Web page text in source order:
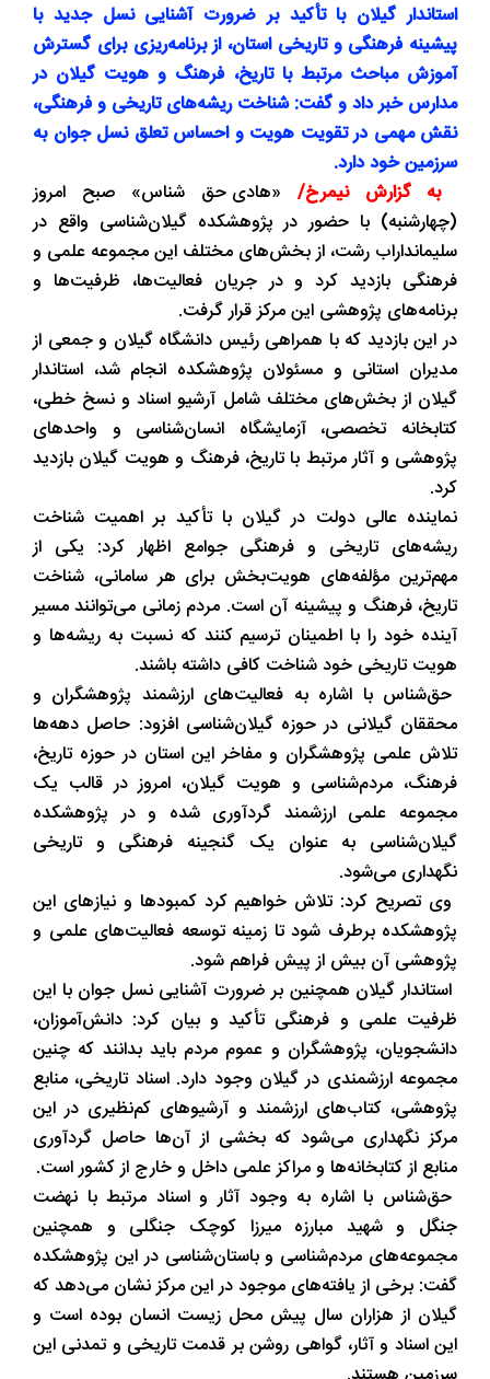
استاندار گیلان با تأکید بر ضرورت آشنایی نسل جدید با
پیشینه فرهنگی و تاریخی استان، از برنامه‌ریزی برای گسترش
آموزش مباحث مرتبط با تاریخ، فرهنگ و هویت گیلان در
مدارس خبر داد و گفت: شناخت ریشه‌های تاریخی و فرهنگی،
نقش مهمی در تقویت هویت و احساس تعلق نسل جوان به
سرزمین خود دارد.
به گزارش نیمرخ/ «هادی حق ‌شناس» صبح امروز
(چهارشنبه) با حضور در پژوهشکده گیلان‌شناسی واقع در
سلیمانداراب رشت، از بخش‌های مختلف این مجموعه علمی و
فرهنگی بازدید کرد و در جریان فعالیت‌ها، ظرفیت‌ها و
برنامه‌های پژوهشی این مرکز قرار گرفت.
در این بازدید که با همراهی رئیس دانشگاه گیلان و جمعی از
مدیران استانی و مسئولان پژوهشکده انجام شد، استاندار
گیلان از بخش‌های مختلف شامل آرشیو اسناد و نسخ خطی،
کتابخانه تخصصی، آزمایشگاه انسان‌شناسی و واحدهای
پژوهشی و آثار مرتبط با تاریخ، فرهنگ و هویت گیلان بازدید
کرد.
نماینده عالی دولت در گیلان با تأکید بر اهمیت شناخت
ریشه‌های تاریخی و فرهنگی جوامع اظهار کرد: یکی از
مهم‌ترین مؤلفه‌های هویت‌بخش برای هر سامانی، شناخت
تاریخ، فرهنگ و پیشینه آن است. مردم زمانی می‌توانند مسیر
آینده خود را با اطمینان ترسیم کنند که نسبت به ریشه‌ها و
هویت تاریخی خود شناخت کافی داشته باشند.
حق‌‌شناس با اشاره به فعالیت‌های ارزشمند پژوهشگران و
محققان گیلانی در حوزه گیلان‌شناسی افزود: حاصل دهه‌ها
تلاش علمی پژوهشگران و مفاخر این استان در حوزه تاریخ،
فرهنگ، مردم‌شناسی و هویت گیلان، امروز در قالب یک
مجموعه علمی ارزشمند گردآوری شده و در پژوهشکده
گیلان‌شناسی به عنوان یک گنجینه فرهنگی و تاریخی
نگهداری می‌شود.
وی تصریح کرد: تلاش خواهیم کرد کمبودها و نیازهای این
پژوهشکده برطرف شود تا زمینه توسعه فعالیت‌های علمی و
پژوهشی آن بیش از پیش فراهم شود.
استاندار گیلان همچنین بر ضرورت آشنایی نسل جوان با این
ظرفیت علمی و فرهنگی تأکید و بیان کرد: دانش‌آموزان،
دانشجویان، پژوهشگران و عموم مردم باید بدانند که چنین
مجموعه ارزشمندی در گیلان وجود دارد. اسناد تاریخی، منابع
پژوهشی، کتاب‌های ارزشمند و آرشیوهای کم‌نظیری در این
مرکز نگهداری می‌شود که بخشی از آن‌ها حاصل گردآوری
منابع از کتابخانه‌ها و مراکز علمی داخل و خارج از کشور است.
حق‌‌شناس با اشاره به وجود آثار و اسناد مرتبط با نهضت
جنگل و شهید مبارزه میرزا کوچک‌ جنگلی و همچنین
مجموعه‌های مردم‌شناسی و باستان‌شناسی در این پژوهشکده
گفت: برخی از یافته‌های موجود در این مرکز نشان می‌دهد که
گیلان از هزاران سال پیش محل زیست انسان بوده است و
این اسناد و آثار، گواهی روشن بر قدمت تاریخی و تمدنی این